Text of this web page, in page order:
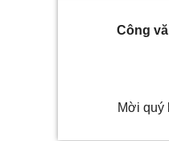
Công
Mời quý